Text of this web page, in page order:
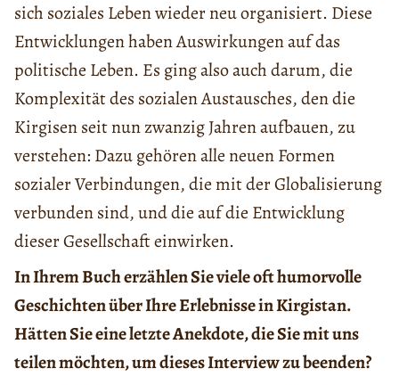
sich soziales Leben wieder neu organisiert. Diese
Entwicklungen haben Auswirkungen auf das
politische Leben. Es ging also auch darum, die
Komplexität des sozialen Austausches, den die
Kirgisen seit nun zwanzig Jahren aufbauen, zu
verstehen: Dazu gehören alle neuen Formen
sozialer Verbindungen, die mit der Globalisierung
verbunden sind, und die auf die Entwicklung
dieser Gesellschaft einwirken.
In Ihrem Buch erzählen Sie viele oft humorvolle
Geschichten über Ihre Erlebnisse in Kirgistan.
Hätten Sie eine letzte Anekdote, die Sie mit uns
teilen möchten, um dieses Interview zu beenden?